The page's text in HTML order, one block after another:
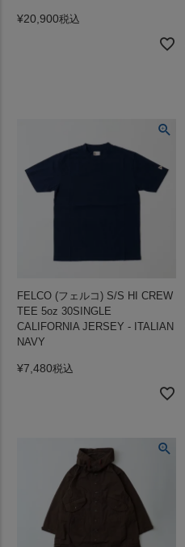
¥20,900税込
FELCO (フェルコ) S/S HI CREW
TEE 5oz 30SINGLE
CALIFORNIA JERSEY - ITALIAN
NAVY
¥7,480税込